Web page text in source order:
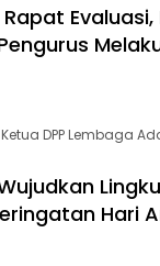
DPP Lembaga
Hari